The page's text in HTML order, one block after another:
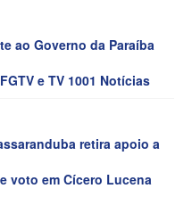
ao Governo da Paraíba
e TV 1001 Notícias
retira apoio a
voto em Cícero Lucena